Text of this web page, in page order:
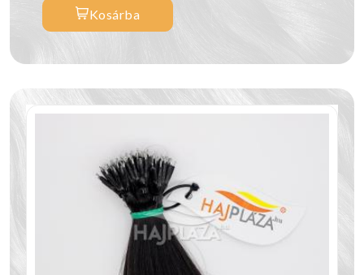
Kosárba